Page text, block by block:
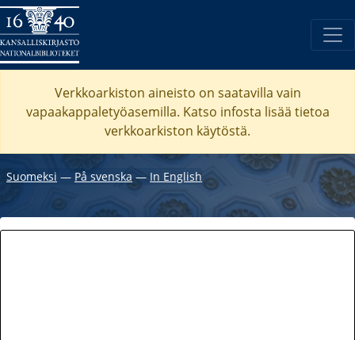
Verkkoarkiston aineisto on saatavilla vain
vapaakappaletyöasemilla. Katso infosta lisää tietoa
verkkoarkiston käytöstä.
Suomeksi ― På svenska― In English